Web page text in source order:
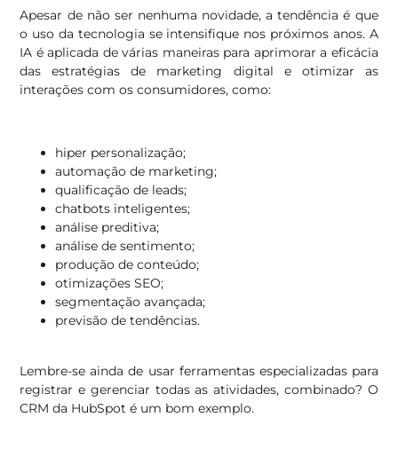
Apesar de não ser nenhuma novidade, a tendência é que
o uso da tecnologia se intensifique nos próximos anos. A
IA é aplicada de várias maneiras para aprimorar a eficácia
das estratégias de marketing digital e otimizar as
interações com os consumidores, como:
hiper personalização;
automação de marketing;
qualificação de leads;
chatbots inteligentes;
análise preditiva;
análise de sentimento;
produção de conteúdo;
otimizações SEO;
segmentação avançada;
previsão de tendências.
Lembre-se ainda de usar ferramentas especializadas para
registrar e gerenciar todas as atividades, combinado? O
CRM da HubSpot é um bom exemplo.